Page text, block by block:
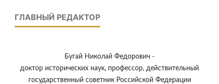
ГЛАВНЫЙ РЕДАКТОР
Бугай Николай Федорович -
доктор исторических наук, профессор, действительный
государственный советник Российской Федерации